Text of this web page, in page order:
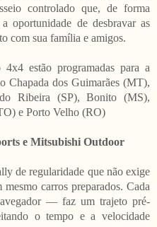
controlado que, de forma
oportunidade de desbravar as
com sua família e amigos.
estão programadas para a
Chapada dos Guimarães (MT),
Ribeira (SP), Bonito (MS),
e Porto Velho (RO)
e Mitsubishi Outdoor
de regularidade que não exige
carros preparados. Cada
― faz um trajeto pré-
o tempo e a velocidade